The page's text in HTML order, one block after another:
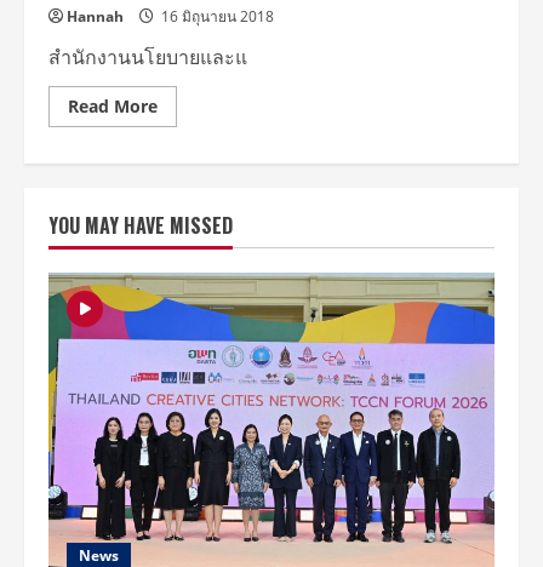
Hannah 16 มิถุนายน 2018
สำนักงานนโยบายและแ
Read MoreRead
more
ร่วม
กัน”
ผ่าน
“หาร
2
Talks”
ใช้
พลังงาน
ด้วย
Sharing
Economy
YOU MAY HAVE MISSED
News